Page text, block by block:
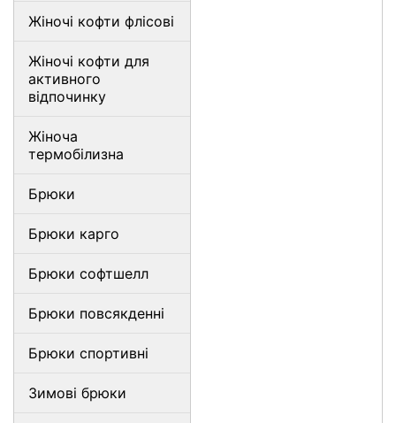
Жіночі кофти флісові
Жіночі кофти для
активного
відпочинку
Жіноча
термобілизна
Брюки
Брюки карго
Брюки софтшелл
Брюки повсякденні
Брюки спортивні
Зимові брюки